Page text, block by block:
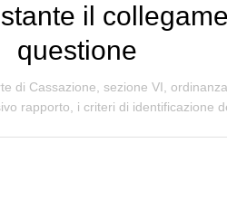
il
questione
di Cassazione, sezione VI,
rapporto, i criteri di identificazione